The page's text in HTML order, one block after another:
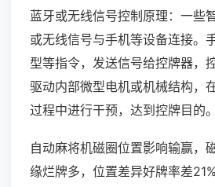
蓝牙或无线信号控制原理：一些
或无线信号与手机等设备连接。
型等指令，发送信号给控牌器，
驱动内部微型电机或机械结构，
过程中进行干预，达到控牌目的。
自动麻将机磁圈位置影响输赢，
缘烂牌多，位置差异好牌率差